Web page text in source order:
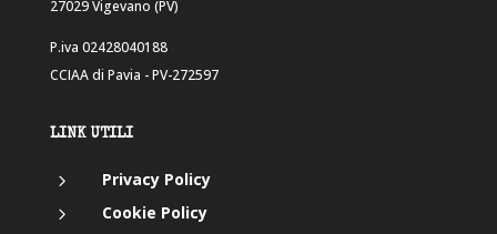
27029 Vigevano (PV)
P.iva 02428040188
CCIAA di Pavia - PV-272597
LINK UTILI
5 Privacy Policy
5 Cookie Policy